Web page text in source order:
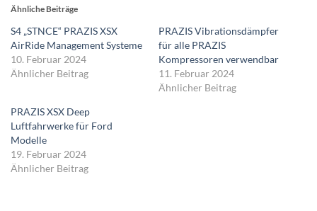
Ähnliche Beiträge
S4 „STNCE“ PRAZIS XSX
AirRide Management Systeme
10. Februar 2024
Ähnlicher Beitrag
PRAZIS Vibrationsdämpfer
für alle PRAZIS
Kompressoren verwendbar
11. Februar 2024
Ähnlicher Beitrag
PRAZIS XSX Deep
Luftfahrwerke für Ford
Modelle
19. Februar 2024
Ähnlicher Beitrag